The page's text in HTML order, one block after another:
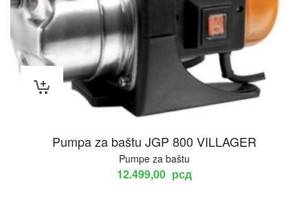
Pumpa za baštu JGP 800 VILLAGER
Pumpe za baštu
12.499,00 рсд